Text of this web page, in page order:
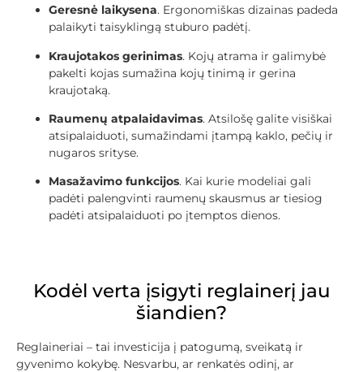
Geresnė laikysena. Ergonomiškas dizainas padeda
palaikyti taisyklingą stuburo padėtį.
Kraujotakos gerinimas. Kojų atrama ir galimybė
pakelti kojas sumažina kojų tinimą ir gerina
kraujotaką.
Raumenų atpalaidavimas. Atsilošę galite visiškai
atsipalaiduoti, sumažindami įtampą kaklo, pečių ir
nugaros srityse.
Masažavimo funkcijos. Kai kurie modeliai gali
padėti palengvinti raumenų skausmus ar tiesiog
padėti atsipalaiduoti po įtemptos dienos.
Kodėl verta įsigyti reglainerį jau
šiandien?
Reglaineriai – tai investicija į patogumą, sveikatą ir
gyvenimo kokybę. Nesvarbu, ar renkatės odinį, ar